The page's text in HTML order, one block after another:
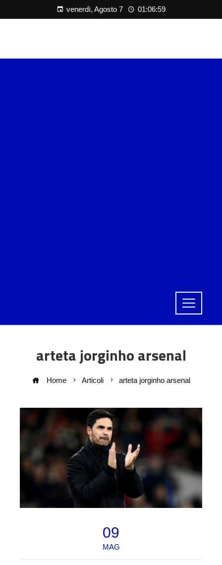
venerdì, Agosto 7 01:06:59
arteta jorginho arsenal
Home Articoli arteta jorginho arsenal
09
MAG